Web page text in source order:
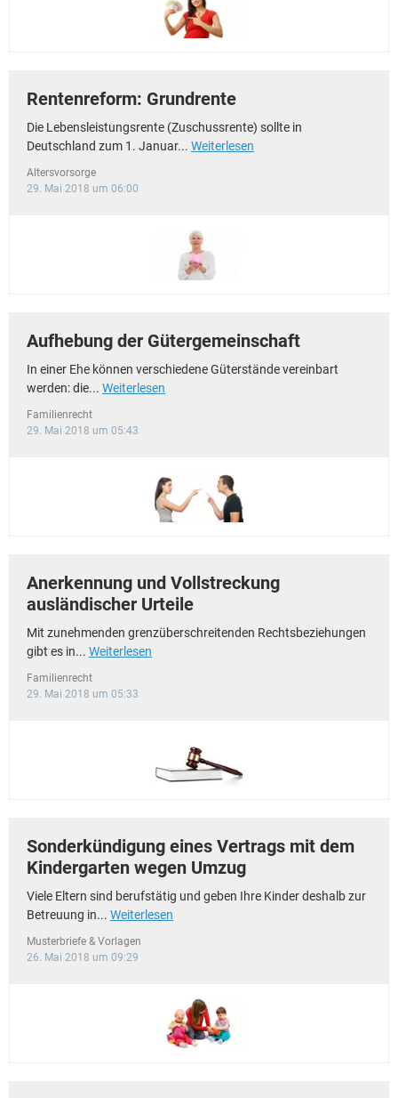
Rentenreform: Grundrente
Die Lebensleistungsrente (Zuschussrente) sollte in
Deutschland zum 1. Januar... Weiterlesen
Altersvorsorge
29. Mai 2018 um 06:00
Aufhebung der Gütergemeinschaft
In einer Ehe können verschiedene Güterstände vereinbart
werden: die... Weiterlesen
Familienrecht
29. Mai 2018 um 05:43
Anerkennung und Vollstreckung
ausländischer Urteile
Mit zunehmenden grenzüberschreitenden Rechtsbeziehungen
gibt es in... Weiterlesen
Familienrecht
29. Mai 2018 um 05:33
Sonderkündigung eines Vertrags mit dem
Kindergarten wegen Umzug
Viele Eltern sind berufstätig und geben Ihre Kinder deshalb zur
Betreuung in... Weiterlesen
Musterbriefe & Vorlagen
26. Mai 2018 um 09:29